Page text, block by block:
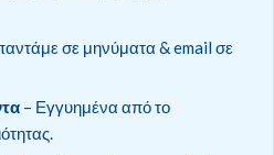
σε μηνύματα & email σε
– Εγγυημένα από το